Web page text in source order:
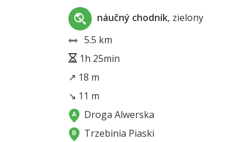
náučný chodník, zielony
5.5 km
1h 25min
↗ 18 m
↘ 11 m
Droga Alwerska
Trzebinia Piaski